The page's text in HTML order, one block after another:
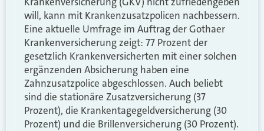
will, kann mit Krankenzusatzpolicen nachbessern.
Eine aktuelle Umfrage im Auftrag der Gothaer
Krankenversicherung zeigt: 77 Prozent der
gesetzlich Krankenversicherten mit einer solchen
ergänzenden Absicherung haben eine
Zahnzusatzpolice abgeschlossen. Auch beliebt
sind die stationäre Zusatzversicherung (37
Prozent), die Krankentagegeldversicherung (30
Prozent) und die Brillenversicherung (30 Prozent).